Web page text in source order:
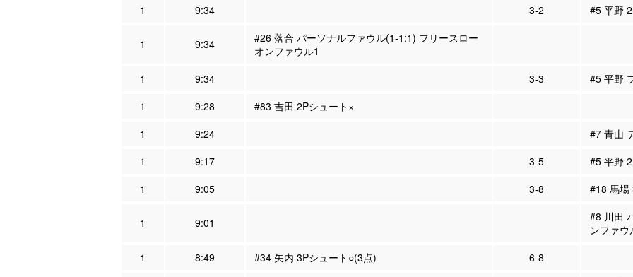
1
9:34 3-2 #5 平野
1 9:34
#26 落合 パーソナルファウル(1-1:1) フリースロー
オンファウル1
1
9:34 3-3
#5 平野
1
9:28
#83 吉田 2Pシュート×
1
9:24
#7 青山
1
9:17 3-5
#5 平野
1
9:05 3-8 #18 馬場
1 9:01
#8 川田
ンファウ
1
8:49 #34 矢内 3Pシュート○(3点)
6-8